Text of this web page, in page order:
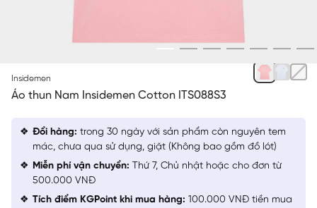
Insidemen
Áo thun Nam Insidemen Cotton ITS088S3
Đổi hàng: trong 30 ngày với sản phẩm còn nguyên tem
mác, chưa qua sử dụng, giặt (Không bao gồm đồ lót)
Miễn phí vận chuyển: Thứ 7, Chủ nhật hoặc cho đơn từ
500.000 VNĐ
Tích điểm KGPoint khi mua hàng: 100.000 VNĐ tiền mua